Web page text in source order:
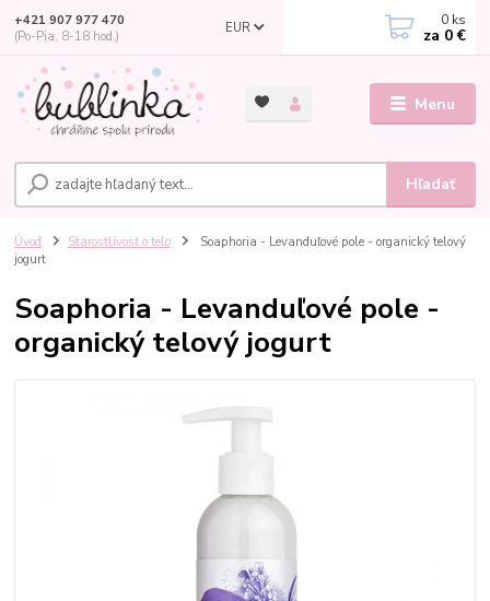
Menu
EUR
Hľadať
+421 907 977 470
(Po-Pia, 8-18 hod.)
0 ks
za 0 €
Úvod Starostlivosť o telo
Soaphoria - Levanduľové pole - organický telový
jogurt
Soaphoria - Levanduľové pole -
organický telový jogurt